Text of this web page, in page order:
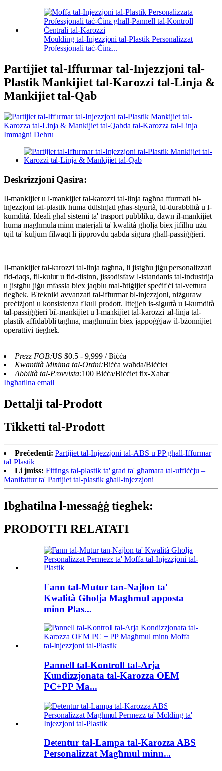
Moulding tal-Injezzjoni tal-Plastik Personalizzat
Professjonali taċ-Ċina...
Partijiet tal-Iffurmar tal-Injezzjoni tal-
Plastik Mankijiet tal-Karozzi tal-Linja &
Mankijiet tal-Qab
Deskrizzjoni Qasira:
Il-mankijiet u l-mankijiet tal-karozzi tal-linja tagħna ffurmati bl-
injezzjoni tal-plastik huma ddisinjati għas-sigurtà, id-durabbiltà u l-
kumdità. Ideali għal sistemi ta' trasport pubbliku, dawn il-mankijiet
huma magħmula minn materjali ta' kwalità għolja biex jifilħu użu
tqil ta' kuljum filwaqt li jipprovdu qabda sigura għall-passiġġieri.
Il-mankijiet tal-karozzi tal-linja tagħna, li jistgħu jiġu personalizzati
fid-daqs, fil-kulur u fid-disinn, jissodisfaw l-istandards tal-industrija
u jistgħu jiġu mfassla biex jaqblu mal-ħtiġijiet speċifiċi tal-vettura
tiegħek. B'tekniki avvanzati tal-iffurmar bl-injezzjoni, niżguraw
preċiżjoni u konsistenza f'kull prodott. Ittejjeb is-sigurtà u l-kumdità
tal-passiġġieri bil-mankijiet u l-mankijiet tal-karozzi tal-linja tal-
plastik affidabbli tagħna, magħmulin biex jappoġġjaw il-bżonnijiet
operattivi tiegħek.
Prezz FOB:US $0.5 - 9,999 / Biċċa
Kwantità Minima tal-Ordni:Biċċa waħda/Biċċiet
Abbiltà tal-Provvista:100 Biċċa/Biċċiet fix-Xahar
Ibgħatilna email
Dettalji tal-Prodott
Tikketti tal-Prodott
Preċedenti: Partijiet tal-Injezzjoni tal-ABS u PP għall-Iffurmar
tal-Plastik
Li jmiss: Fittings tal-plastik ta' grad ta' għamara tal-uffiċċju –
Manifattur ta' Partijiet tal-plastik għall-injezzjoni
Ibgħatilna l-messaġġ tiegħek:
PRODOTTI RELATATI
Fann tal-Mutur tan-Najlon ta'
Kwalità Għolja Magħmul apposta
minn Plas...
Pannell tal-Kontroll tal-Arja
Kundizzjonata tal-Karozza OEM
PC+PP Ma...
Detentur tal-Lampa tal-Karozza ABS
Personalizzat Magħmul minn...